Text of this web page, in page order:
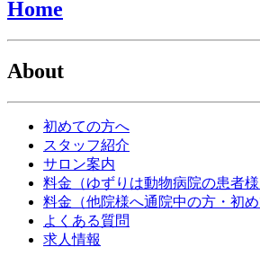
Home
About
初めての方へ
スタッフ紹介
サロン案内
料金（ゆずりは動物病院の患者様
料金（他院様へ通院中の方・初め
よくある質問
求人情報